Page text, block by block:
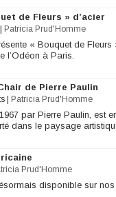
de Fleurs » d’acier
Patricia Prud'Homme
« Bouquet de
l’Odéon à Paris.
de Pierre Paulin
Patricia Prud'Homme
par Pierre Paulin, est
dans le paysage
Prud'Homme
disponible sur nos